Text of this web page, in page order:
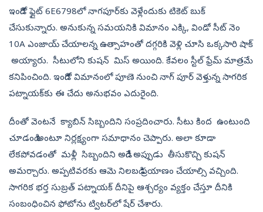
ఇండిగో ఫ్లైట్ 6E6798లో నాగపూర్‌కు వెళ్లేందుకు టికెట్‌ బుక్‌
చేసుకున్నారు. అనుకున్న సమయనికి విమానం ఎక్కి, విండో సీట్‌ నెం
10A ఎంజాయ్‌ చేయాలన్న ఉత్సాహంతో దగ్గరికి వెళ్లి చూసి ఒక్కసారి షాక్‌
అయ్యారు. సీటులోని కుషన్ మిస్‌ అయింది. కేవలం స్టీల్‌ ఫ్రేమ్‌ మాత్రమే
కనిపించింది. ఇండిగో విమానంలో పూణె నుంచి నాగ్ పూర్ వెళ్తున్న సాగరిక
పట్నాయక్‌కు ఈ చేదు అనుభవం ఎదురైంది.
దీంతో వెంటనే క్యాబిన్‌ సిబ్బందిని సంప్రదించారు. సీటు కింద ఉంటుంది
చూడండి అంటూ నిర్లక్ష్యంగా సమాధానం చెప్పారు. అలా కూడా
లేకపోవడంతో మళ్లీ సిబ్బందిని అడిగే అప్పుడు తీసుకొచ్చి కుషన్‌
అమర్చారు. అప్పటివరకు ఆమె నిలబడి ప్రయాణం చేయాల్సి వచ్చింది.
సాగరిక భర్త సుబ్రత్ పట్నాయక్ దీనిపై ఆశ్చర్యం వ్యక్తం చేస్తూ దీనికి
సంబంధించిన ఫోటోను ట్విటర్‌లో షేర్‌ చేశారు.